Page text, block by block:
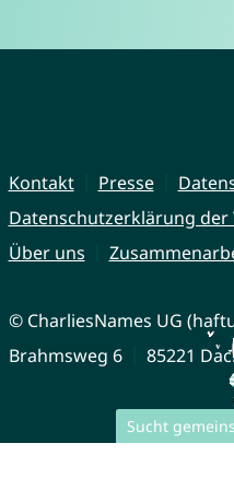
Sucht
Kontakt Presse
Datenschutzerklärung der
Über uns
© CharliesNames UG
Brahmsweg 6
85221